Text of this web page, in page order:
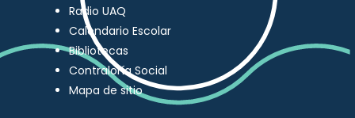
Radio UAQ
Calendario Escolar
Bibliotecas
Contraloría Social
Mapa de sitio